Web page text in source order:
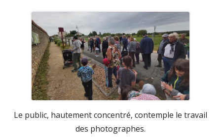
Le public, hautement concentré, contemple le travail
des photographes.